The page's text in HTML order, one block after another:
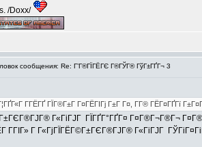
/Doxx/
сообщения: Re: Г’Г®ГЇГЁГЄ Г®ГЎГ® ГўГ±ГҐГ¬ 3
Г­ГЁГҐ ГЇГ®Г±Г Г¤ГЁГІГј Г±Г Г¤, Г­Г® ГЁГ¤ГҐГї
Г«ГіГЈГ ГЇГҐГ°ГҐГ¤ Г¤Г®Г¬Г®Г¬
Г­ГІГ» Г Г«ГјГЇГЁГ©Г±ГЄГ®ГЈГ® Г«ГіГЈГ